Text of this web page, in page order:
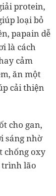
protein,
loại bỏ
papain dễ
là cách
cảm
ăn một
cải thiện
cho gan,
sáng nhờ
chống oxy
trình lão